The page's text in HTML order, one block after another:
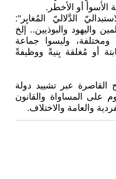
الأسوأ أو الأخطر.
الدَّلاليّ المُغايِر":
واليهود والبوذيين.. إلخ
وليسوا جماعة
أو مُغلقة بِنيةً ووظيفةً
القاصرة عبر تشييد دولة
على المساواة والقانون
والعامة والاختلاف.